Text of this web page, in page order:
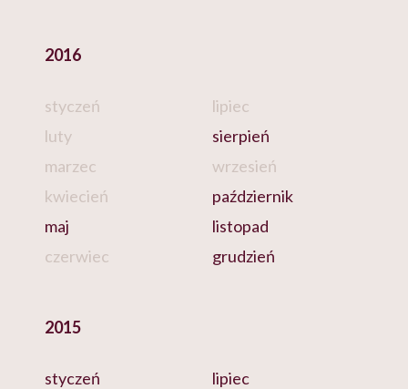
2016
styczeń
luty
marzec
kwiecień
maj
czerwiec
lipiec
sierpień
wrzesień
październik
listopad
grudzień
2015
styczeń
lipiec